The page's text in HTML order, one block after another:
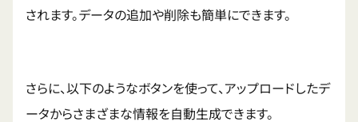
されます。データの追加や削除も簡単にできます。
さらに、以下のようなボタンを使って、アップロードしたデ
ータからさまざまな情報を自動生成できます。